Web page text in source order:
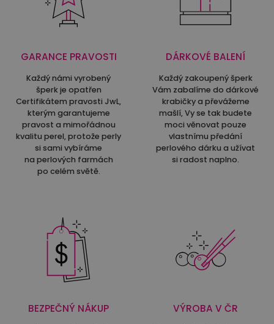
GARANCE PRAVOSTI
Každý námi vyrobený
šperk je opatřen
Certifikátem pravosti JwL,
kterým garantujeme
pravost a mimořádnou
kvalitu perel, protože perly
si sami vybíráme
na perlových farmách
po celém světě.
DÁRKOVÉ BALENÍ
Každý zakoupený šperk
Vám zabalíme do dárkové
krabičky a převážeme
mašlí, Vy se tak budete
moci věnovat pouze
vlastnímu předání
perlového dárku a užívat
si radost naplno.
BEZPEČNÝ NÁKUP VÝROBA V ČR